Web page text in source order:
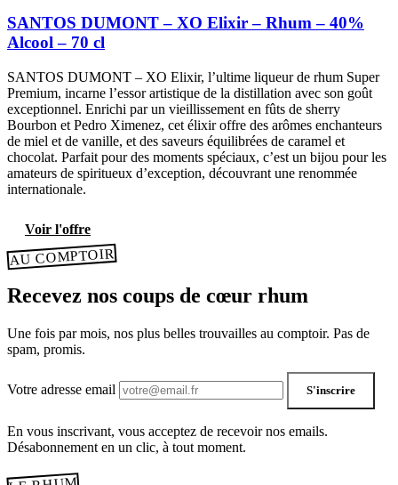
SANTOS DUMONT – XO Elixir – Rhum – 40%
Alcool – 70 cl
SANTOS DUMONT – XO Elixir, l’ultime liqueur de rhum Super
Premium, incarne l’essor artistique de la distillation avec son goût
exceptionnel. Enrichi par un vieillissement en fûts de sherry
Bourbon et Pedro Ximenez, cet élixir offre des arômes enchanteurs
de miel et de vanille, et des saveurs équilibrées de caramel et
chocolat. Parfait pour des moments spéciaux, c’est un bijou pour les
amateurs de spiritueux d’exception, découvrant une renommée
internationale.
Voir l'offre
AU COMPTOIR
Recevez nos coups de cœur rhum
Une fois par mois, nos plus belles trouvailles au comptoir. Pas de
spam, promis.
Votre adresse email S'inscrire
En vous inscrivant, vous acceptez de recevoir nos emails.
Désabonnement en un clic, à tout moment.